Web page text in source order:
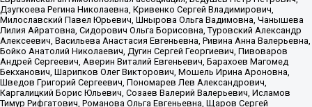
Дзугкоева Регина Николаевна, Кривенко Сергей Владимирович,
Милославский Павел Юрьевич, Шнырова Ольга Вадимовна, Чанышева
Лилия Айратовна, Сидорович Ольга Борисовна, Туровский Александр
Алексеевич, Васильева Анастасия Евгеньевна, Ривина Анна Валерьевна,
Бойко Анатолий Николаевич, Дугин Сергей Георгиевич, Пивоваров
Андрей Сергеевич, Аверин Виталий Евгеньевич, Барахоев Магомед
Бекханович, Шарипков Олег Викторович, Мошель Ирина Ароновна,
Шведов Григорий Сергеевич, Пономарев Лев Александрович,
Каргалицкий Борис Юльевич, Созаев Валерий Валерьевич, Исламов
Тимур Рифгатович, Романова Ольга Евгеньевна, Щаров Сергей